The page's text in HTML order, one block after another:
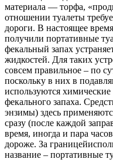
материала — торфа,
отношении туалеты
дороги. В настоящее
получили портативные
фекальный запах
жидкостей. Для таких
совсем правильное – по
поскольку в них в
используются
фекального запаха.
энзимы) здесь
сразу (после каждой
время, иногда и пара
дороже. За
название – портативные